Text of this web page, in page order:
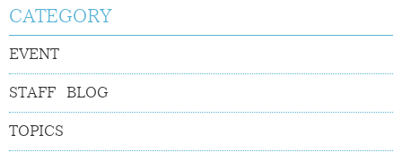
CATEGORY
EVENT
STAFF BLOG
TOPICS